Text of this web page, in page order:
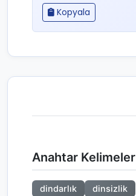
Kopyala
Anahtar Kelimeler
dindarlık dinsizlik